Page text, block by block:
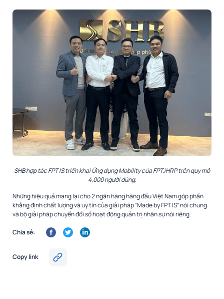
SHB hợp tác FPT IS triển khai Ứng dụng Mobility của FPT.iHRP trên quy mô
4.000 người dùng.
Những hiệu quả mang lại cho 2 ngân hàng hàng đầu Việt Nam góp phần
khẳng định chất lượng và uy tín của giải pháp “Made by FPT IS” nói chung
và bộ giải pháp chuyển đổi số hoạt động quản trị nhân sự nói riêng.
Chia sẻ:
Copy link